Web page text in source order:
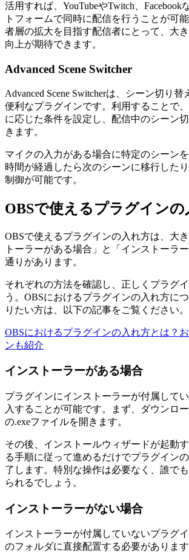
活用すれば、YouTubeやTwitch、Facebook
トフォームで同時に配信を行うことが可
者層の拡大を目指す配信者にとって、大
向上が期待できます。
Advanced Scene Switcher
Advanced Scene Switcherは、シーン切り
便利なプラグインです。利用することで
に応じた条件を設定し、配信中のシーン
きます。
マイクの入力がある場合に特定のシーン
時間が経過したら次のシーンに移行した
制御が可能です。
OBSで使えるプラグインの
OBSで使えるプラグインの入れ方は、大
トーラーがある場合」と「インストーラ
通りがあります。
それぞれの方法を確認し、正しくプラグ
う。OBSにおけるプラグインの入れ方に
りたい方は、以下の記事をご覧ください。
OBSにおけるプラグインの入れ方とは？
ンも紹介
インストーラーがある場合
プラグインにインストーラーが付属して
入することが可能です。まず、ダウンロ
の.exeファイルを開きます。
その後、インストールウィザードが起動
る手順に従って進めるだけでプラグイン
了します。特別な操作は必要なく、誰で
られるでしょう。
インストーラーがない場合
インストーラーが付属していないプラグ
のフォルダに直接配置する必要があります